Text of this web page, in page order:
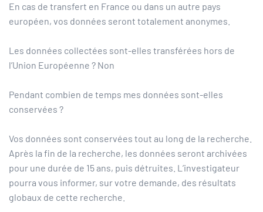
En cas de transfert en France ou dans un autre pays
européen, vos données seront totalement anonymes.
Les données collectées sont-elles transférées hors de
l’Union Européenne ? Non
Pendant combien de temps mes données sont-elles
conservées ?
Vos données sont conservées tout au long de la recherche.
Après la fin de la recherche, les données seront archivées
pour une durée de 15 ans, puis détruites. L’investigateur
pourra vous informer, sur votre demande, des résultats
globaux de cette recherche.